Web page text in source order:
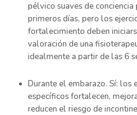
pélvico suaves de
primeros días, pero los
fortalecimiento deben
valoración de una
idealmente a partir de las 6
Durante el embarazo. Sí: los
específicos fortalecen,
reducen el riesgo de